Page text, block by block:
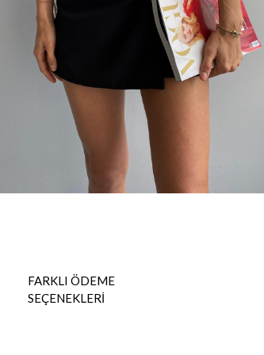
FARKLI ÖDEME
SEÇENEKLERİ